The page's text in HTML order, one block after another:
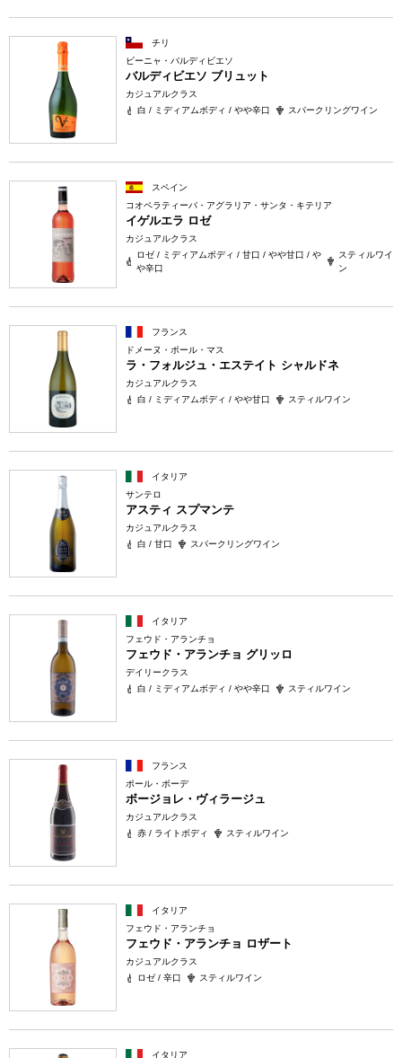
チリ
ビーニャ・バルディビエソ
バルディビエソ ブリュット
カジュアルクラス
白 / ミディアムボディ / やや辛口
スパークリングワイン
スペイン
コオペラティーバ・アグラリア・サンタ・キテリア
イゲルエラ ロゼ
カジュアルクラス
ロゼ / ミディアムボディ / 甘口 / やや甘口 / や
や辛口
スティルワイ
ン
フランス
ドメーヌ・ポール・マス
ラ・フォルジュ・エステイト シャルドネ
カジュアルクラス
白 / ミディアムボディ / やや甘口
スティルワイン
イタリア
サンテロ
アスティ スプマンテ
カジュアルクラス
白 / 甘口
スパークリングワイン
イタリア
フェウド・アランチョ
フェウド・アランチョ グリッロ
デイリークラス
白 / ミディアムボディ / やや辛口
スティルワイン
フランス
ポール・ボーデ
ボージョレ・ヴィラージュ
カジュアルクラス
赤 / ライトボディ
スティルワイン
イタリア
フェウド・アランチョ
フェウド・アランチョ ロザート
カジュアルクラス
ロゼ / 辛口
スティルワイン
イタリア